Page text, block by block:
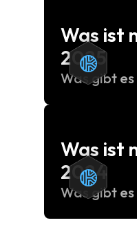
Was ist
2025
Was gibt
Was ist
2024
Was gibt